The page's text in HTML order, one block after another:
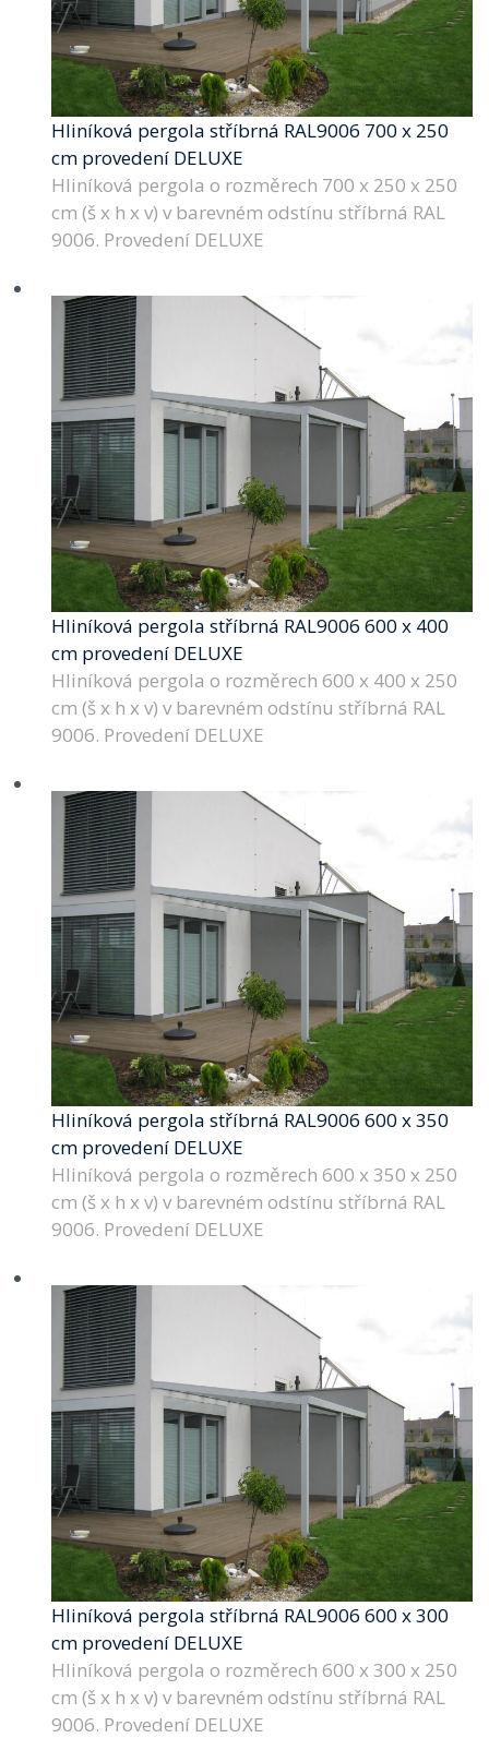
Hliníková pergola stříbrná RAL9006 700 x 250
cm provedení DELUXE
Hliníková pergola o rozměrech 700 x 250 x 250
cm (š x h x v) v barevném odstínu stříbrná RAL
9006. Provedení DELUXE
Hliníková pergola stříbrná RAL9006 600 x 400
cm provedení DELUXE
Hliníková pergola o rozměrech 600 x 400 x 250
cm (š x h x v) v barevném odstínu stříbrná RAL
9006. Provedení DELUXE
Hliníková pergola stříbrná RAL9006 600 x 350
cm provedení DELUXE
Hliníková pergola o rozměrech 600 x 350 x 250
cm (š x h x v) v barevném odstínu stříbrná RAL
9006. Provedení DELUXE
Hliníková pergola stříbrná RAL9006 600 x 300
cm provedení DELUXE
Hliníková pergola o rozměrech 600 x 300 x 250
cm (š x h x v) v barevném odstínu stříbrná RAL
9006. Provedení DELUXE